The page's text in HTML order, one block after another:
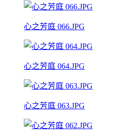
心之芳庭 066.JPG
心之芳庭 064.JPG
心之芳庭 063.JPG